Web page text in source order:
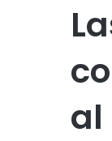
al